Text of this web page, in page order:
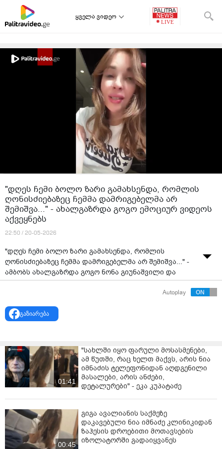
ყველა ვიდეო
"დღეს ჩემი ბოლო ზარი გამახსენდა, რომლის
ღონისძიებაზეც ჩემმა დამრიგებელმა არ
შემიშვა..." - ახალგაზრდა გოგო ემოციურ ვიდეოს
აქვეყნებს
22:50 / 20-05-2026
"დღეს ჩემი ბოლო ზარი გამახსენდა, რომლის
ღონისძიებაზეც ჩემმა დამრიგებელმა არ შემიშვა..." -
ამბობს ახალგაზრდა გოგო ნონა გიუნაშვილი და
ემოციურ ვიდეოს აქვეყნებს.
Autoplay
გაზიარება
01:41
"სახლში იყო ფარული მოსასმენები,
ამ წუთში, რაც ხელთ მაქვს, არის ნია
იმნაძის ტელეფონიდან აღდგენილი
მასალები, არის ანძები,
დეტალურები" - ეკა კუპატაძე
00:45
გიგა ავალიანის საქმეზე
დაკავებული ნია იმნაძე კლინიკიდან
ზაჰესის დროებითი მოთავსების
იზოლატორში გადაიყვანეს